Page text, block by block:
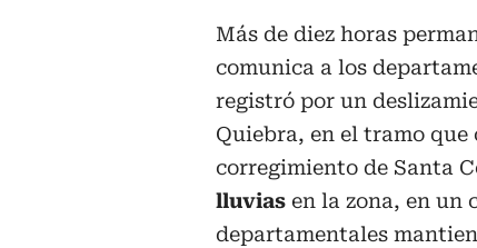
Más de diez horas
comunica a los
registró por un
Quiebra, en el tramo
corregimiento de Santa
lluvias en la zona, en un
departamentales